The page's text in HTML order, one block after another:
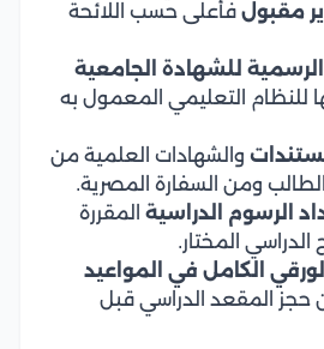
مقبول فأعلى حسب اللائحة
الرسمية للشهادة الجامعية
للنظام التعليمي المعمول به
والشهادات العلمية من
الطالب ومن السفارة المصرية.
الرسوم الدراسية المقررة
الدراسي المختار.
الكامل في المواعيد
حجز المقعد الدراسي قبل